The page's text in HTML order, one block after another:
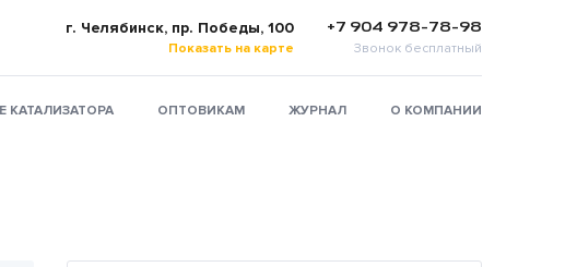
г. Челябинск, пр. Победы, 100
Показать на карте
+7 904 978-78-98
Звонок бесплатный
КАТАЛИЗАТОРА ОПТОВИКАМ ЖУРНАЛ О КОМПАНИИ